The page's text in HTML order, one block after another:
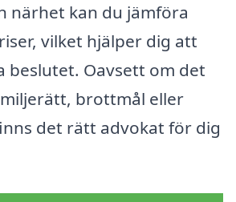
närhet kan du jämföra
vilket hjälper dig att
beslutet. Oavsett om det
brottmål eller
det rätt advokat för dig